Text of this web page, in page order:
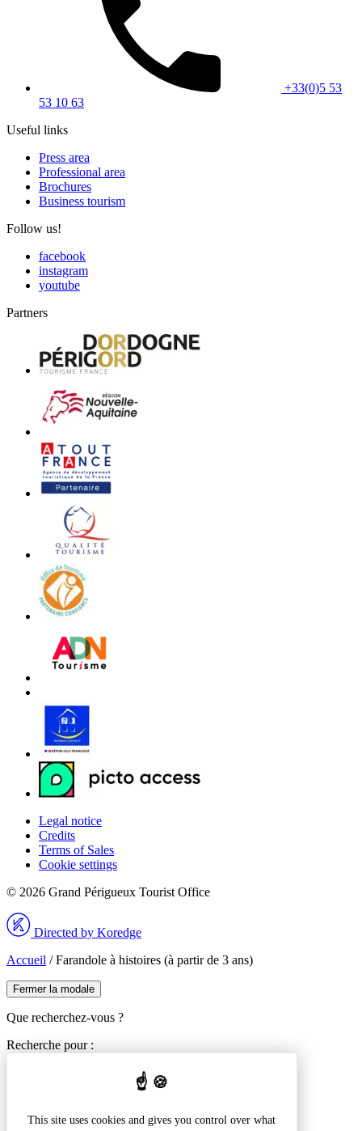
+33(0)5 53
53 10 63
Useful links
Press area
Professional area
Brochures
Business tourism
Follow us!
facebook
instagram
youtube
Partners
Legal notice
Credits
Terms of Sales
Cookie settings
© 2026 Grand Périgueux Tourist Office
Directed by Koredge
Accueil /Farandole à histoires (à partir de 3 ans)
Fermer la modale
Que recherchez-vous ?
Recherche pour :
This site uses cookies and gives you control over what